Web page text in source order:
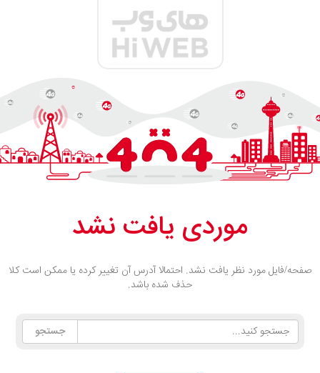
موردی یافت نشد
صفحه/فایل مورد نظر یافت نشد. احتمالا آدرس آن تغییر کرده یا ممکن است کلا
حذف شده باشد.